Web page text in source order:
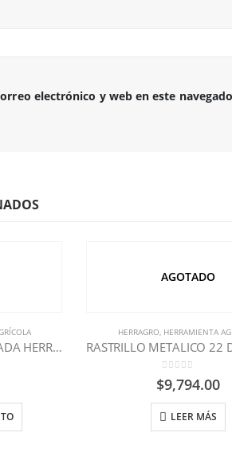
electrónico y web en este
GARLANCHA N. 4 CUADRADA HERRAGRO
AGOTADO
HERRAGRO HERRAMIENTA
$9,794.00
LEER MÁS